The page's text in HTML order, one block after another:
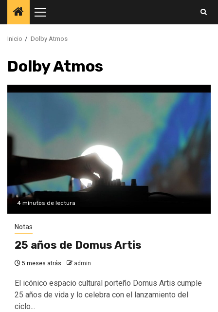
Inicio Dolby Atmos
Dolby Atmos
4 minutos de lectura
Notas
25 años de Domus Artis
5 meses atrás admin
El icónico espacio cultural porteño Domus Artis cumple
25 años de vida y lo celebra con el lanzamiento del
ciclo...